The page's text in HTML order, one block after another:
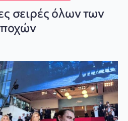
σειρές όλων των